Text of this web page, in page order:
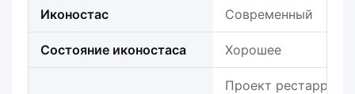
Иконостас Современный
Состояние иконостаса Хорошее
Проект